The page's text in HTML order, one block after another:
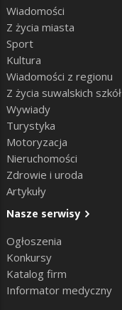
Wiadomości
Z życia miasta
Sport
Kultura
Wiadomości z regionu
Z życia suwalskich szkół
Wywiady
Turystyka
Motoryzacja
Nieruchomości
Zdrowie i uroda
Artykuły
Nasze serwisy
Ogłoszenia
Konkursy
Katalog firm
Informator medyczny